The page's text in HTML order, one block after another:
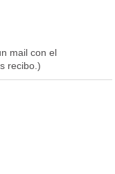
mail con el
recibo.)